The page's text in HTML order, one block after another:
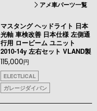
アメ車パーツ一覧
マスタング ヘッドライト 日本
光軸 車検改善 日本仕様 左側通
行用 ロービーム ユニット
2010-14y 左右セット VLAND製
115,000円
ELECTLICAL
ガレージダイバン